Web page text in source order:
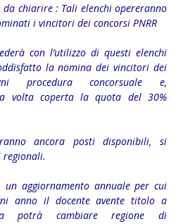
da chiarire : Tali elenchi opereranno
i vincitori dei concorsi PNRR
con l’utilizzo di questi elenchi
la nomina dei vincitori dei
procedura concorsuale e,
volta coperta la quota del 30%
ancora posti disponibili, si
un aggiornamento annuale per cui
anno il docente avente titolo a
potrà cambiare regione di